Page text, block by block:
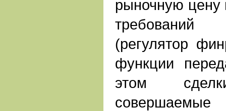
рыночную цену
(регулятор
функции
этом